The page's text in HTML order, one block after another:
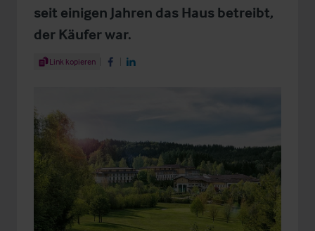
seit einigen Jahren das Haus betreibt,
der Käufer war.
Share Article
Link kopieren Share on Facebook
Share on LinkedIn